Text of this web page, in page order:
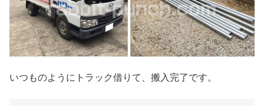
いつものようにトラック借りて、搬入完了です。